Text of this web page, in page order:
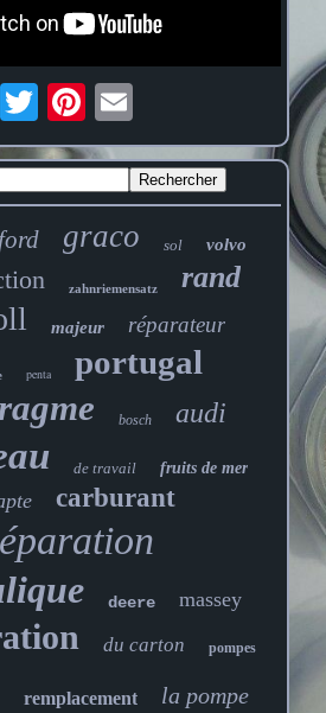
ford graco sol volvo
zahnriemensatz rand
majeur réparateur
penta portugal
bosch audi
de travail fruits de mer
carburant
deere massey
du carton pompes
remplacement la pompe